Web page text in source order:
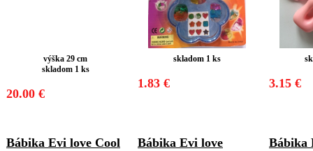
výška 29 cm
skladom 1 ks
20.00 €
skladom 1 ks
1.83 € 3.15 €
Bábika Evi love Cool
Bábika Evi love
Bábika